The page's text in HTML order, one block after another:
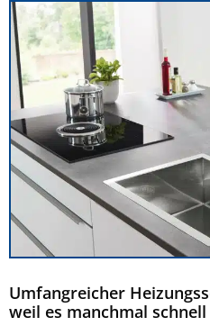
Umfangreicher
weil es manchmal